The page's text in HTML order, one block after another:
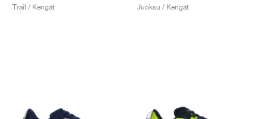
Trail / Kengät
Juoksu / Kengät